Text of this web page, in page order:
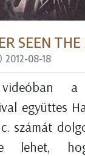
SEEN THE
2012-08-18
a
együttes
számát
lehet,